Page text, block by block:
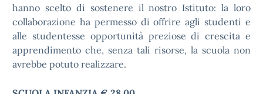
hanno scelto di sostenere il nostro Istituto: la loro
collaborazione ha permesso di offrire agli studenti e
alle studentesse opportunità preziose di crescita e
apprendimento che, senza tali risorse, la scuola non
avrebbe potuto realizzare.